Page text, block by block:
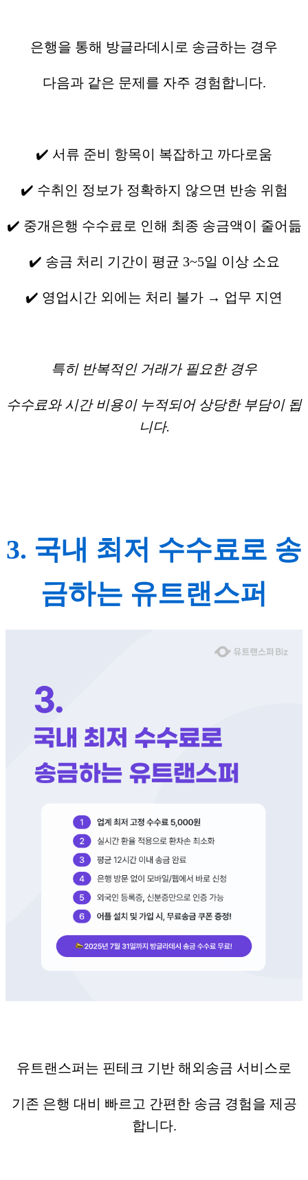
은행을 통해 방글라데시로 송금하는 경우
다음과 같은 문제를 자주 경험합니다.
✔️ 서류 준비 항목이 복잡하고 까다로움
✔️ 수취인 정보가 정확하지 않으면 반송 위험
✔️ 중개은행 수수료로 인해 최종 송금액이 줄어듦
✔️ 송금 처리 기간이 평균 3~5일 이상 소요
✔️ 영업시간 외에는 처리 불가 → 업무 지연
특히 반복적인 거래가 필요한 경우
수수료와 시간 비용이 누적되어 상당한 부담이 됩
니다.
3. 국내 최저 수수료로 송
금하는 유트랜스퍼
유트랜스퍼는 핀테크 기반 해외송금 서비스로
기존 은행 대비 빠르고 간편한 송금 경험을 제공
합니다.